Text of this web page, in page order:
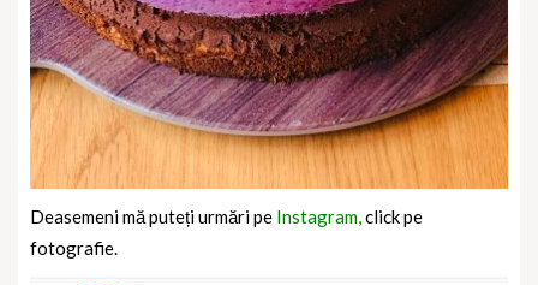
Deasemeni mă puteți urmări pe Instagram,click pe
fotografie.